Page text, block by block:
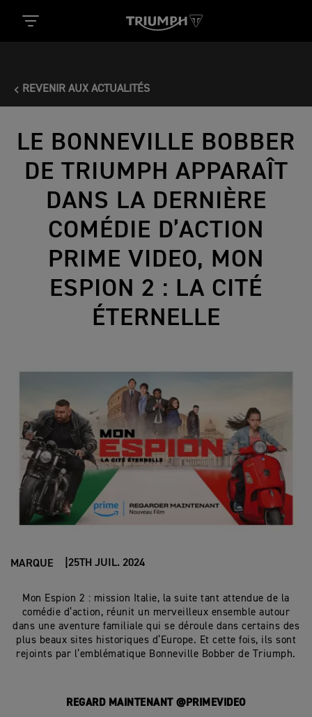
REVENIR AUX ACTUALITÉS
LE BONNEVILLE BOBBER
DE TRIUMPH APPARAÎT
DANS LA DERNIÈRE
COMÉDIE D’ACTION
PRIME VIDEO, MON
ESPION 2 : LA CITÉ
ÉTERNELLE
MARQUE 25TH JUIL. 2024
Mon Espion 2 : mission Italie, la suite tant attendue de la
comédie d’action, réunit un merveilleux ensemble autour
dans une aventure familiale qui se déroule dans certains des
plus beaux sites historiques d’Europe. Et cette fois, ils sont
rejoints par l’emblématique Bonneville Bobber de Triumph.
REGARD MAINTENANT @PRIMEVIDEO